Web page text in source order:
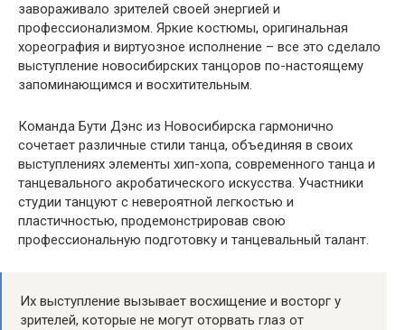
завораживало зрителей своей энергией и
профессионализмом. Яркие костюмы, оригинальная
хореография и виртуозное исполнение – все это сделало
выступление новосибирских танцоров по-настоящему
запоминающимся и восхитительным.
Команда Бути Дэнс из Новосибирска гармонично
сочетает различные стили танца, объединяя в своих
выступлениях элементы хип-хопа, современного танца и
танцевального акробатического искусства. Участники
студии танцуют с невероятной легкостью и
пластичностью, продемонстрировав свою
профессиональную подготовку и танцевальный талант.
Их выступление вызывает восхищение и восторг у
зрителей, которые не могут оторвать глаз от